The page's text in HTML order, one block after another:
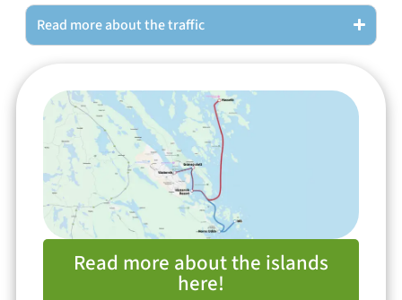
Read more about the traffic
Read more about the islands
here!